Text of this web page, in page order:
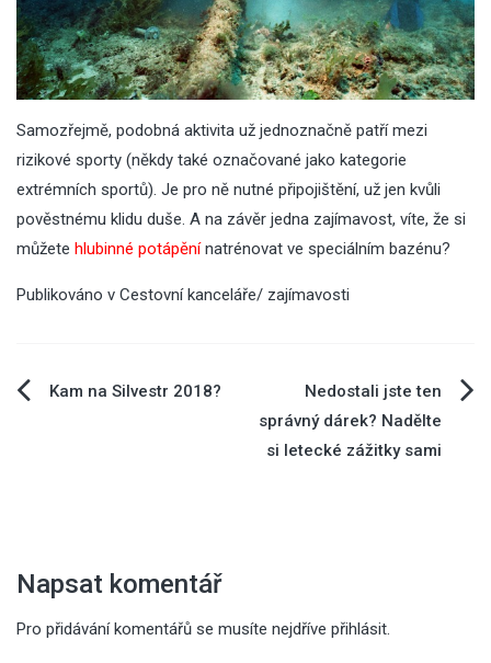
Samozřejmě, podobná aktivita už jednoznačně patří mezi
rizikové sporty (někdy také označované jako kategorie
extrémních sportů). Je pro ně nutné připojištění, už jen kvůli
pověstnému klidu duše. A na závěr jedna zajímavost, víte, že si
můžete hlubinné potápěnínatrénovat ve speciálním bazénu?
Publikováno v Cestovní kanceláře/ zajímavosti
Navigace
Kam na Silvestr 2018?
Nedostali jste ten
správný dárek? Nadělte
si letecké zážitky sami
Napsat komentář
Pro přidávání komentářů se musíte nejdříve přihlásit.